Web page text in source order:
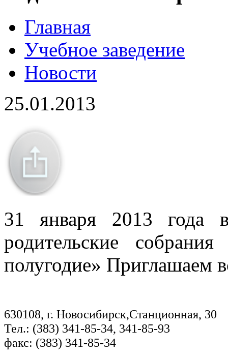
Главная
Учебное заведение
Новости
25.01.2013
31 января 2013 года
родительские
полугодие» Приглашаем
630108, г. Новосибирск,Станционная, 30
Тел.: (383) 341-85-34, 341-85-93
факс: (383) 341-85-34